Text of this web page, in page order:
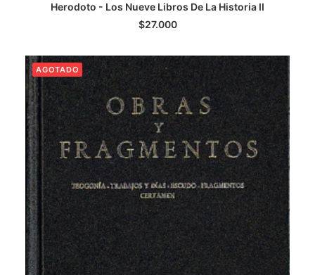
LEER MÁS
Herodoto - Los Nueve Libros De La Historia II
$27.000
AGOTADO